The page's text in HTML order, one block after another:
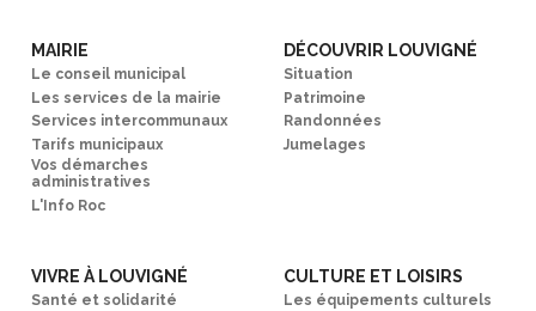
MAIRIE
Le conseil municipal
Les services de la mairie
Services intercommunaux
Tarifs municipaux
Vos démarches
administratives
L'Info Roc
DÉCOUVRIR LOUVIGNÉ
Situation
Patrimoine
Randonnées
Jumelages
VIVRE À LOUVIGNÉ
Santé et solidarité
CULTURE ET LOISIRS
Les équipements culturels